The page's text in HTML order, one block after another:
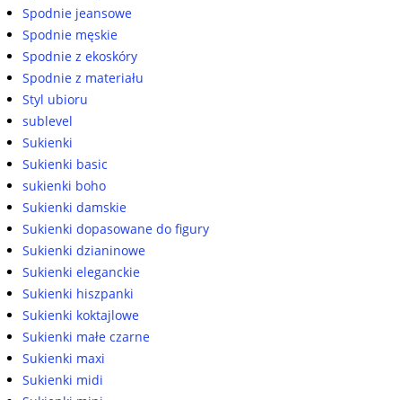
Spodnie jeansowe
Spodnie męskie
Spodnie z ekoskóry
Spodnie z materiału
Styl ubioru
sublevel
Sukienki
Sukienki basic
sukienki boho
Sukienki damskie
Sukienki dopasowane do figury
Sukienki dzianinowe
Sukienki eleganckie
Sukienki hiszpanki
Sukienki koktajlowe
Sukienki małe czarne
Sukienki maxi
Sukienki midi